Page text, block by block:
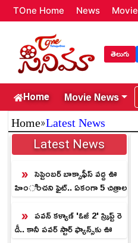
TOne Home News
తెలుగు
Home Movie News
Home»Latest News
Latest News
సెప్టెంబర్ బాక్సాఫీస్ వద్ద ఊ
హించని ఫైట్.. ఏకంగా 5 చిత్రాల
పవన్ కళ్యాణ్ 'ఓజీ 2' స్క్రిప్ట్ రె
డీ.. కానీ పవర్ స్టార్ ఫ్యాన్స్‌కు ఊ